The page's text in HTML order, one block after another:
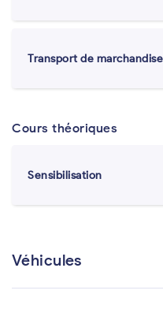
Transport de
Cours théoriques
Sensibilisation
Véhicules